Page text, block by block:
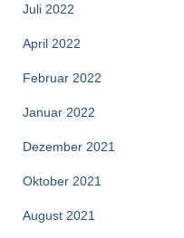
Juli 2022
April 2022
Februar 2022
Januar 2022
Dezember 2021
Oktober 2021
August 2021